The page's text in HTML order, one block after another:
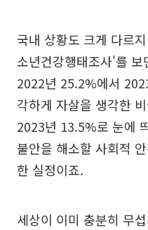
국내 상황도 크게 다르
소년건강행태조사'를
2022년 25.2%에서
각하게 자살을 생각한
2023년 13.5%로 눈에
불안을 해소할 사회적
한 실정이죠.
세상이 이미 충분히 무